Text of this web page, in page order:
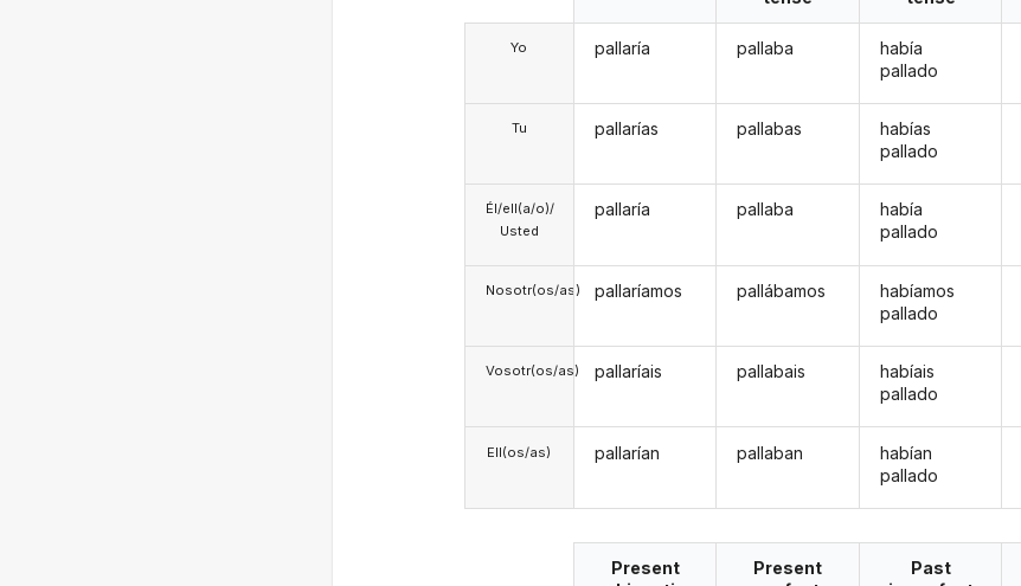
Yo
Tu
Él/ell(a/o)/
Usted
Nosotr(os/as)
Vosotr(os/as)
Ell(os/as)
pallaría
pallarías
pallaría
pallaríamos
pallaríais
pallarían
pallaba
pallabas
pallaba
pallábamos
pallabais
pallaban
había
pallado
habías
pallado
había
pallado
habíamos
pallado
habíais
pallado
habían
pallado
Present
Present
Past